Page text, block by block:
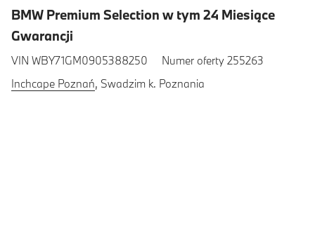
BMW Premium Selection w tym 24 Miesiące
Gwarancji
VIN WBY71GM0905388250
Numer oferty 255263
Inchcape Poznań, Swadzim k. Poznania